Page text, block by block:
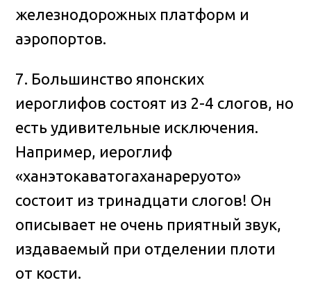
железнодорожных платформ и
аэропортов.
7. Большинство японских
иероглифов состоят из 2-4 слогов, но
есть удивительные исключения.
Например, иероглиф
«ханэтокаватогаханареруото»
состоит из тринадцати слогов! Он
описывает не очень приятный звук,
издаваемый при отделении плоти
от кости.